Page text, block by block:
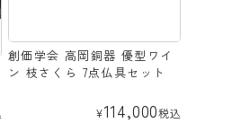
創価学会 高岡銅器 優型ワイ
ン 枝さくら 7点仏具セット
¥114,000税込